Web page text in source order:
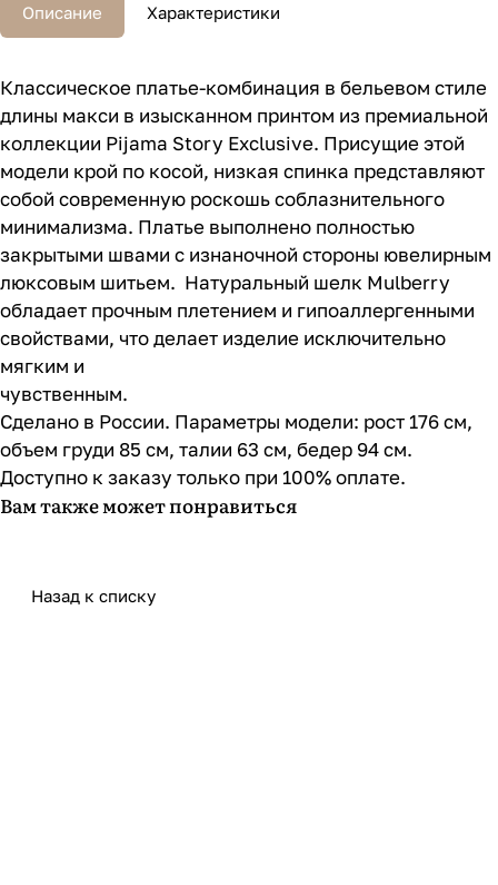
Описание Характеристики
Классическое платье-комбинация в бельевом стиле
длины макси в изысканном принтом из премиальной
коллекции Pijama Story Exclusive. Присущие этой
модели крой по косой, низкая спинка представляют
собой современную роскошь соблазнительного
минимализма. Платье выполнено полностью
закрытыми швами с изнаночной стороны ювелирным
люксовым шитьем. Натуральный шелк Mulberry
обладает прочным плетением и гипоаллергенными
свойствами, что делает изделие исключительно
мягким и
Сделано в России. Параметры модели: рост 176 см,
объем груди 85 см, талии 63 см, бедер 94 см.
Доступно к заказу только при 100% оплате.
Вам также может понравиться
Назад к списку